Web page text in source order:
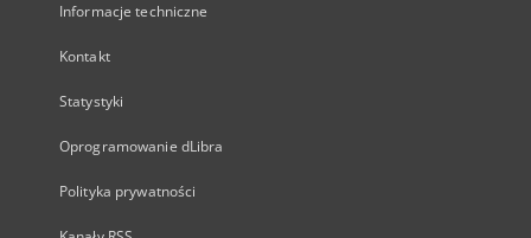
Informacje techniczne
Kontakt
Statystyki
Oprogramowanie dLibra
Polityka prywatności